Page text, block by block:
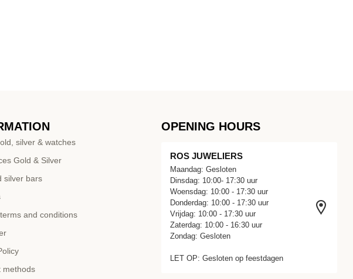
silver & watches
Gold & Silver
silver bars
and conditions
methods
OPENING HOURS
ROS JUWELIERS
Maandag: Gesloten
Dinsdag: 10:00- 17:30 uur
Woensdag: 10:00 - 17:30 uur
Donderdag: 10:00 - 17:30 uur
Vrijdag: 10:00 - 17:30 uur
Zaterdag: 10:00 - 16:30 uur
Zondag: Gesloten
LET OP: Gesloten op feestdagen